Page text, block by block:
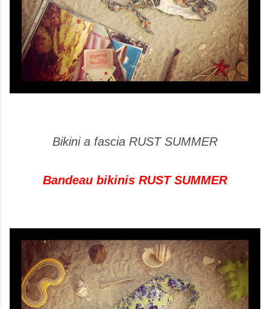
Bikini a fascia RUST SUMMER
Bandeau bikinis RUST SUMMER